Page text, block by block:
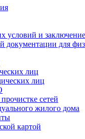
условий и
документации для
лиц
лиц
сетей
жилого дома
картой